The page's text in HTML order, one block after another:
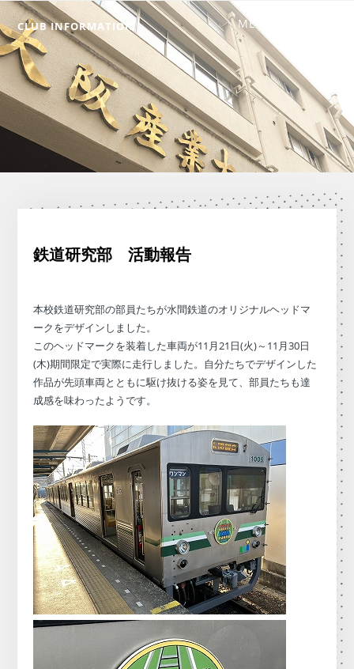
CLUB INFORMATION
鉄道研究部 活動報告
本校鉄道研究部の部員たちが水間鉄道のオリジナルヘッドマ
ークをデザインしました。
このヘッドマークを装着した車両が11月21日(火)～11月30日
(木)期間限定で実際に走行しました。自分たちでデザインした
作品が先頭車両とともに駆け抜ける姿を見て、部員たちも達
成感を味わったようです。